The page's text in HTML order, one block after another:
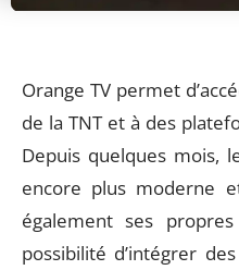
Orange TV permet
de la TNT et à des
Depuis quelques mois,
encore plus moderne
également ses
possibilité d’intégrer